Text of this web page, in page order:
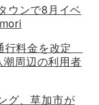
ウンで8月イベ
行料金を改定
周辺の利用者
グ、草加市が